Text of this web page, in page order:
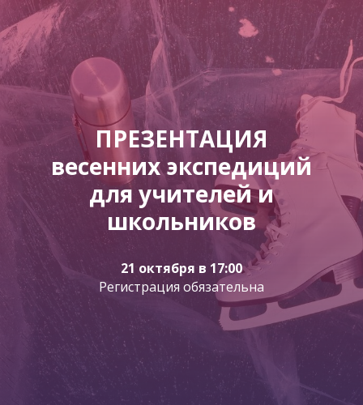
ПРЕЗЕНТАЦИЯ
весенних экспедиций
для учителей и
школьников
21 октября в 17:00
Регистрация обязательна